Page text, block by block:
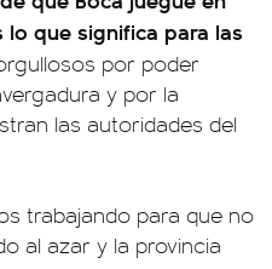
lo que significa para las
por poder
y por la
las autoridades del
trabajando para que no
al azar y la provincia